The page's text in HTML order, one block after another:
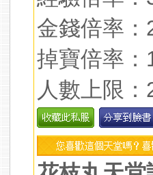
金錢倍率：
掉寶倍率：
人數上限：